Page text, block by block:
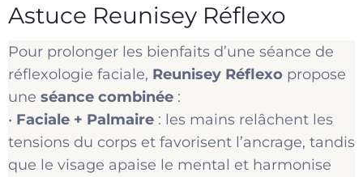
Astuce Reunisey Réflexo
Pour prolonger les bienfaits d’une séance de
réflexologie faciale, Reunisey Réflexo propose
une séance combinée :
• Faciale + Palmaire : les mains relâchent les
tensions du corps et favorisent l’ancrage, tandis
que le visage apaise le mental et harmonise